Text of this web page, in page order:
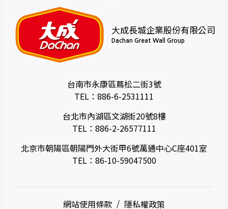
大成長城企業股份有限公司
Dachan Great Wall Group
台南市永康區蔦松二街3號
TEL： 886-6-2531111
台北市內湖區文湖街20號8樓
TEL： 886-2-26577111
北京市朝陽區朝陽門外大街甲6號萬通中心C座401室
TEL： 86-10-59047500
網站使用條款 隱私權政策